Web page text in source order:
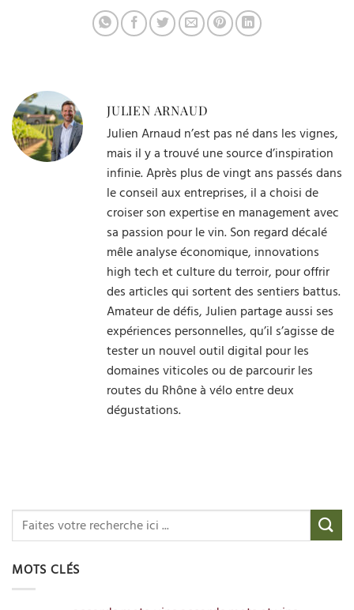
JULIEN ARNAUD
Julien Arnaud n’est pas né dans les vignes,
mais il y a trouvé une source d’inspiration
infinie. Après plus de vingt ans passés dans
le conseil aux entreprises, il a choisi de
croiser son expertise en management avec
sa passion pour le vin. Son regard décalé
mêle analyse économique, innovations
high tech et culture du terroir, pour offrir
des articles qui sortent des sentiers battus.
Amateur de défis, Julien partage aussi ses
expériences personnelles, qu’il s’agisse de
tester un nouvel outil digital pour les
domaines viticoles ou de parcourir les
routes du Rhône à vélo entre deux
dégustations.
MOTS CLÉS